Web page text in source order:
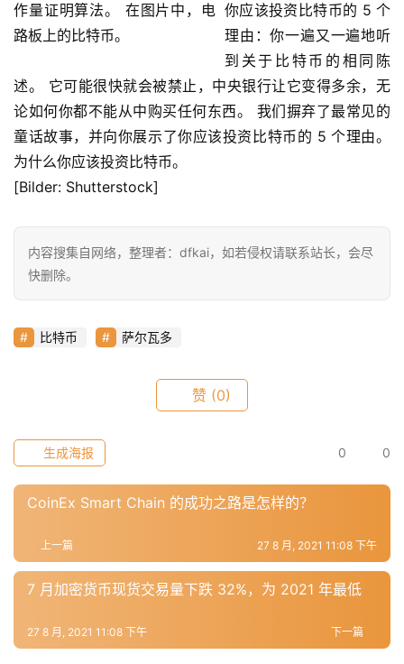
首
快
信
仰
9
用
推
荐
你应该投资比特币的 5 个
理由：你一遍又一遍地听
到关于比特币的相同陈
述。 它可能很快就会被禁止，中央银行让它变得多余，无
论如何你都不能从中购买任何东西。 我们摒弃了最常见的
童话故事，并向你展示了你应该投资比特币的 5 个理由。
为什么你应该投资比特币。
[Bilder: Shutterstock]
内容搜集自网络，整理者：dfkai，如若侵权请联系站长，会尽
快删除。
比特币 萨尔瓦多
赞 (0)
0 0
生成海报
CoinEx Smart Chain 的成功之路是怎样的？
上一篇 27 8 月, 2021 11:08 下午
7 月加密货币现货交易量下跌 32%，为 2021 年最低
下一篇
27 8 月, 2021 11:08 下午